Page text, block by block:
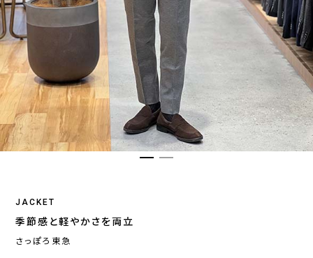
JACKET
季節感と軽やかさを両立
さっぽろ東急